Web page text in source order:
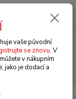
Menu
Hledat
0 Kč
(Engines & parts)
vaše původní
se znovu. V
v nákupním
jako je dodací a